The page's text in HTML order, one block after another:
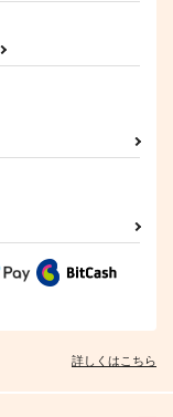
詳しくはこちら